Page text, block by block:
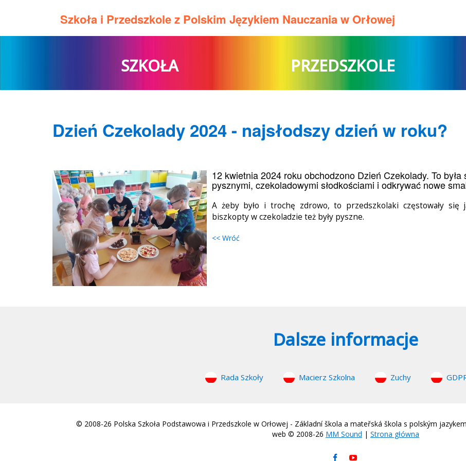
Szkoła i Przedszkole z Polskim Językiem Nauczania w Orłowej
SZKOŁA PRZEDSZKOLE
Dzień Czekolady 2024 - najsłodszy dzień w roku?
12 kwietnia 2024 roku obchodzono Dzień Czekolady. To
pysznymi, czekoladowymi słodkościami i odkrywać nowe
A żeby było i trochę zdrowo, to przedszkolaki częstowały się
biszkopty w czekoladzie też były pyszne.
<< Wróć
Dalsze informacje
Rada Szkoły Macierz Szkolna Zuchy
© 2008-26 Polska Szkoła Podstawowa i Przedszkole w Orłowej - Základní škola a mateřská škola s polským
web © 2008-26 MM Sound | Strona główna